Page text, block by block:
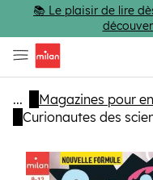
Passer au contenu
📚 Le plaisir de lire
...
Magazines pour
Curionautes des